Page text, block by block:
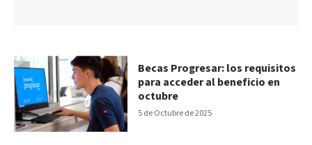
5 de Octubre de 2025
Becas Progresar: los requisitos
para acceder al beneficio en
octubre